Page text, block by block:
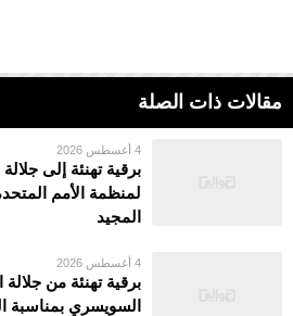
مقالات ذات الصلة
4 أغسطس 2026
برقية تهنئة إلى
لمنظمة الأمم
المجيد
4 أغسطس 2026
برقية تهنئة من
السويسري بمناسبة